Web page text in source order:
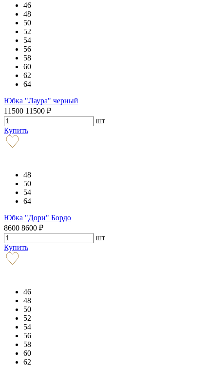
46
48
50
52
54
56
58
60
62
64
Юбка "Лаура" черный
11500 11500 ₽
шт
Купить
48
50
54
64
Юбка "Дори" Бордо
8600 8600 ₽
шт
Купить
46
48
50
52
54
56
58
60
62